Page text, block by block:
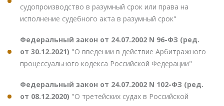
судопроизводство в разумный срок или права на
исполнение судебного акта в разумный срок"
Федеральный закон от 24.07.2002 N 96-ФЗ (ред.
от 30.12.2021) "О введении в действие Арбитражного
процессуального кодекса Российской Федерации"
Федеральный закон от 24.07.2002 N 102-ФЗ (ред.
от 08.12.2020) "О третейских судах в Российской